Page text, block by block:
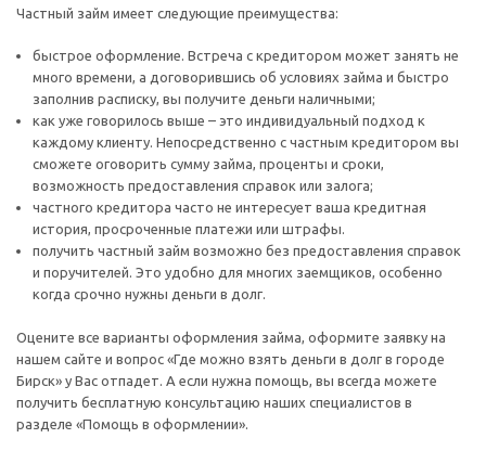
Частный займ имеет следующие преимущества:
быстрое оформление. Встреча с кредитором может занять не
много времени, а договорившись об условиях займа и быстро
заполнив расписку, вы получите деньги наличными;
как уже говорилось выше – это индивидуальный подход к
каждому клиенту. Непосредственно с частным кредитором вы
сможете оговорить сумму займа, проценты и сроки,
возможность предоставления справок или залога;
частного кредитора часто не интересует ваша кредитная
история, просроченные платежи или штрафы.
получить частный займ возможно без предоставления справок
и поручителей. Это удобно для многих заемщиков, особенно
когда срочно нужны деньги в долг.
Оцените все варианты оформления займа, оформите заявку на
нашем сайте и вопрос «Где можно взять деньги в долг в городе
Бирск» у Вас отпадет. А если нужна помощь, вы всегда можете
получить бесплатную консультацию наших специалистов в
разделе «Помощь в оформлении».